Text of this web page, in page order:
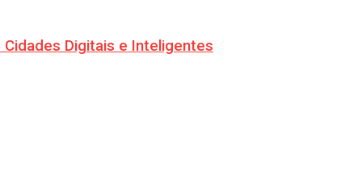
Digitais e Inteligentes